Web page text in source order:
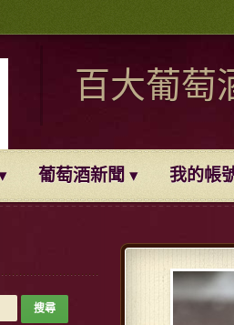
百大葡萄
葡萄酒新聞 我的帳